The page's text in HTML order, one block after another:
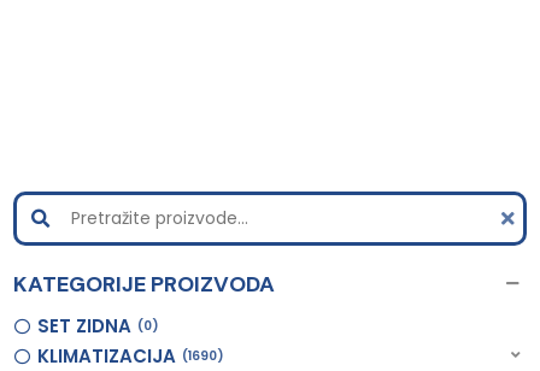
KATEGORIJE PROIZVODA
SET ZIDNA 0
KLIMATIZACIJA 1690